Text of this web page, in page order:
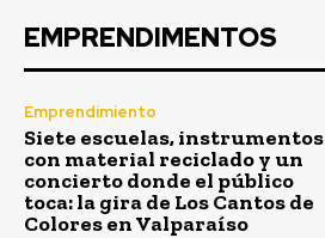
EMPRENDIMENTOS
Emprendimiento
Siete escuelas, instrumentos
con material reciclado y un
concierto donde el público
toca: la gira de Los Cantos de
Colores en Valparaíso